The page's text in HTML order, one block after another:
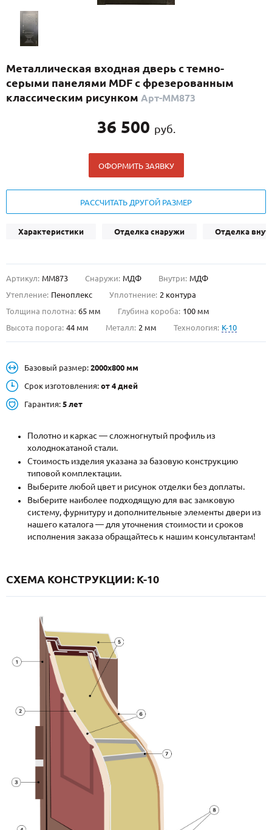
(29)
ПО НАЗНАЧЕНИЮ
О НАС
Металлические двери от производителя с доставкой и установкой в
Москве и МО
НАЙТИ:
+7 (495) 411-44-41
INFO@META-M.RU
ЗАПРОСИТЬ РАСЧЕТ
Каталог Распродажа Как купить
Записаться на замер
Металлическая входная дверь с темно-
серыми панелями MDF с фрезерованным
классическим рисунком Арт-ММ873
36 500 руб.
ОФОРМИТЬ ЗАЯВКУ
РАССЧИТАТЬ ДРУГОЙ РАЗМЕР
Характеристики Отделка снаружи Отделка
Артикул: ММ873 Снаружи: МДФ Внутри: МДФ
Утепление: Пеноплекс Уплотнение: 2 контура
Толщина полотна: 65 мм Глубина короба: 100 мм
Высота порога: 44 мм Металл: 2 мм Технология: K-10
Базовый размер: 2000х800 мм
Срок изготовления: от 4 дней
Гарантия: 5 лет
Полотно и каркас — сложногнутый профиль из
холоднокатаной стали.
Стоимость изделия указана за базовую конструкцию
типовой комплектации.
Выберите любой цвет и рисунок отделки без доплаты.
Выберите наиболее подходящую для вас замковую
систему, фурнитуру и дополнительные элементы двери из
нашего каталога — для уточнения стоимости и сроков
исполнения заказа обращайтесь к нашим консультантам!
СХЕМА КОНСТРУКЦИИ: K-10